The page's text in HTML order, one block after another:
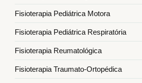
Fisioterapia Pediátrica Motora
Fisioterapia Pediátrica Respiratória
Fisioterapia Reumatológica
Fisioterapia Traumato-Ortopédica